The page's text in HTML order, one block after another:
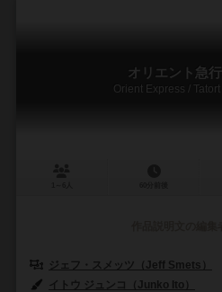
オリエント急
Orient Express /
ジェフ・スメッツ（Jeff Smets）
イトウ ジュンコ（Junko Ito）